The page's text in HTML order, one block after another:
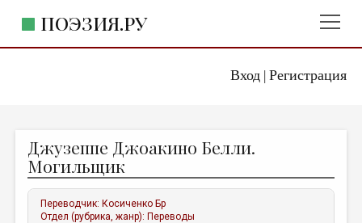
Вход| Регистрация
ПОЭЗИЯ.РУ
ЖАНРЫ
АВТОРЫ
КОММЕНТАРИИ
Джузеппе Джоакино Белли.
Могильщик
Переводчик: Косиченко Бр
Отдел (рубрика, жанр): Переводы